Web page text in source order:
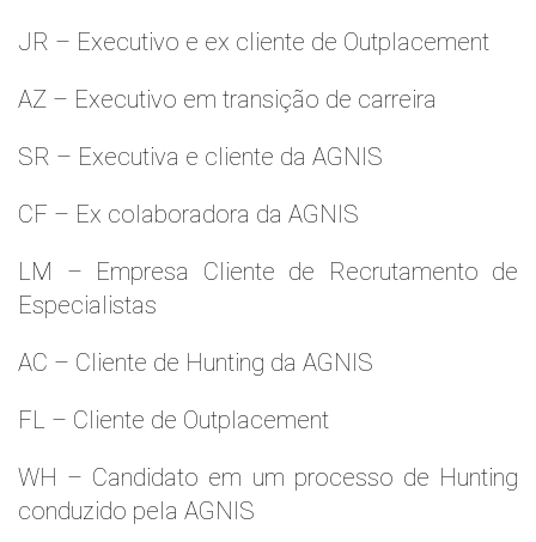
JR – Executivo e ex cliente de Outplacement
AZ – Executivo em transição de carreira
SR – Executiva e cliente da AGNIS
CF – Ex colaboradora da AGNIS
LM – Empresa Cliente de Recrutamento de
Especialistas
AC – Cliente de Hunting da AGNIS
FL – Cliente de Outplacement
WH – Candidato em um processo de Hunting
conduzido pela AGNIS